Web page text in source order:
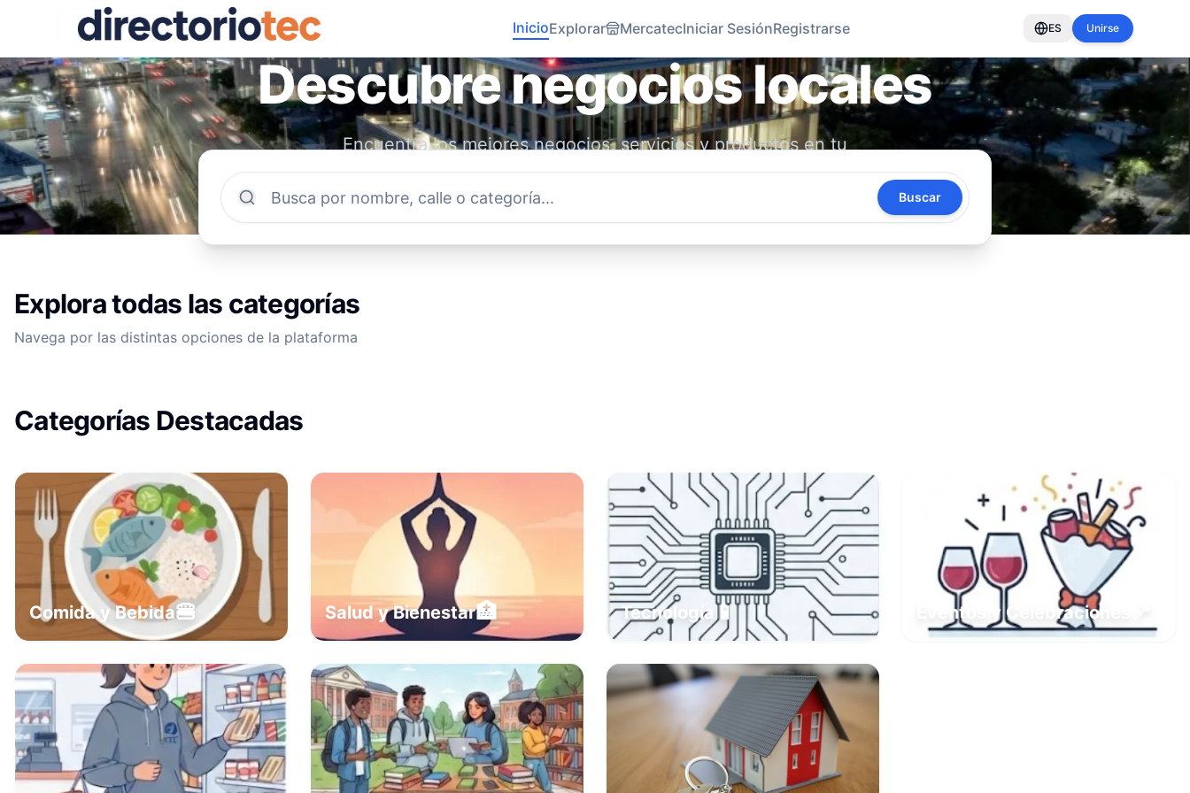
InicioExplorar MercatecIniciar SesiónRegistrarse ES Unirse
Descubre negocios locales
Encuentra los mejores negocios, servicios y productos en tu
comunidad. Conecta con emprendedores locales y apoya tu
Buscar
Explora todas las categorías
Navega por las distintas opciones de la plataforma
Categorías Destacadas
Comida y Bebida🍔 Salud y Bienestar🏥 Tecnología 📱 Eventos y Celebraciones